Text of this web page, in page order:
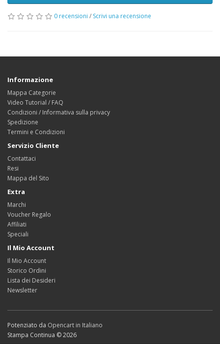
0 recensioni / Scrivi una recensione
Informazione
Mappa Categorie
Video Tutorial / FAQ
Condizioni / Informativa sulla privacy
Spedizione
Termini e Condizioni
Servizio Cliente
Contattaci
Resi
Mappa del Sito
Extra
Marchi
Voucher Regalo
Affiliati
Speciali
Il Mio Account
Il Mio Account
Storico Ordini
Lista dei Desideri
Newsletter
Potenziato da Opencart in Italiano
Stampa Continua © 2026